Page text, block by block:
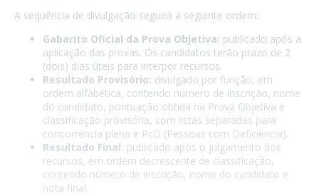
A sequência de divulgação seguirá a seguinte ordem:
Gabarito Oficial da Prova Objetiva: publicado após a
aplicação das provas. Os candidatos terão prazo de 2
(dois) dias úteis para interpor recursos.
Resultado Provisório: divulgado por função, em
ordem alfabética, contendo número de inscrição, nome
do candidato, pontuação obtida na Prova Objetiva e
classificação provisória, com listas separadas para
concorrência plena e PcD (Pessoas com Deficiência).
Resultado Final: publicado após o julgamento dos
recursos, em ordem decrescente de classificação,
contendo número de inscrição, nome do candidato e
nota final.